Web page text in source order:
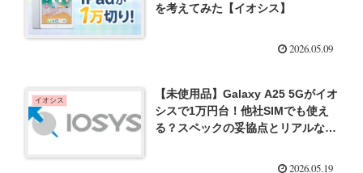
を考えてみた【イオシス】
2026.05.09
イオシス
【未使用品】Galaxy A25 5Gがイオ
シスで1万円台！他社SIMでも使え
る？スペックの妥協点とリアルな評
2026.05.19